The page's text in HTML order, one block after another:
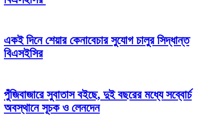
একই দিনে শেয়ার কেনাবেচার সুযোগ চালুর সিদ্ধান্ত
বিএসইসির
পুঁজিবাজারে সুবাতাস বইছে, দুই বছরের মধ্যে সব্বোর্চ
অবস্থানে সূচক ও লেনদেন